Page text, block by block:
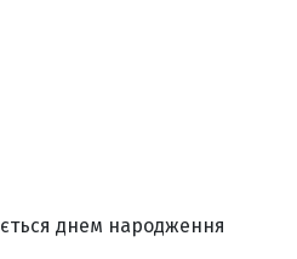
днем народження